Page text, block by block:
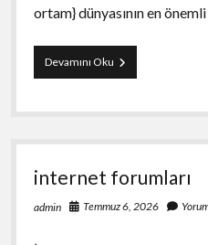
ortam} dünyasının en
Devamını OkuWeb
Forum
internet forumları
admin Temmuz 6, 2026